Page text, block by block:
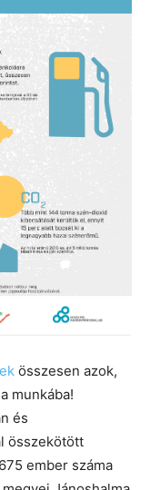
összesen azok,
munkába!
és
összekötött
ember száma